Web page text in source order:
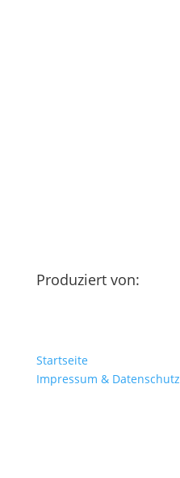
Produziert von:
Startseite
Impressum & Datenschutz